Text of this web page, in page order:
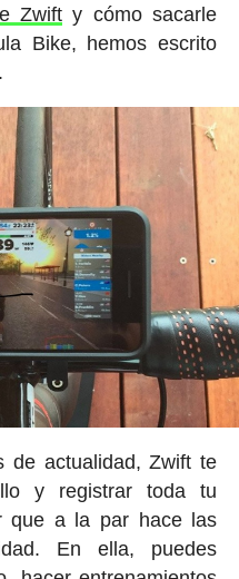
Zwift y cómo sacarle
Bike, hemos escrito
de actualidad, Zwift te
y registrar toda tu
que a la par hace las
En ella, puedes